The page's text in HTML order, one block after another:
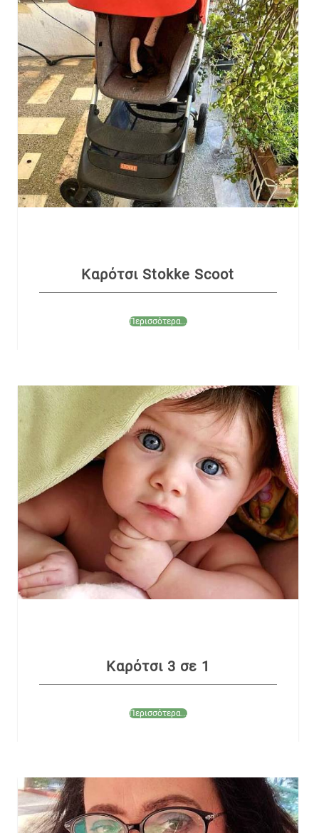
Καρότσι Stokke Scoot
Περισσότερα...
Καρότσι 3 σε 1
Περισσότερα...